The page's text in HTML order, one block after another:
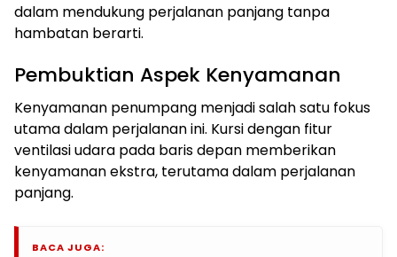
dalam mendukung perjalanan panjang tanpa
hambatan berarti.
Pembuktian Aspek Kenyamanan
Kenyamanan penumpang menjadi salah satu fokus
utama dalam perjalanan ini. Kursi dengan fitur
ventilasi udara pada baris depan memberikan
kenyamanan ekstra, terutama dalam perjalanan
panjang.
BACA JUGA: